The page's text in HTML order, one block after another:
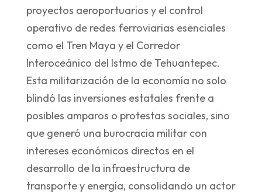
proyectos aeroportuarios y el control
operativo de redes ferroviarias esenciales
como el Tren Maya y el Corredor
Interoceánico del Istmo de Tehuantepec.
Esta militarización de la economía no solo
blindó las inversiones estatales frente a
posibles amparos o protestas sociales, sino
que generó una burocracia militar con
intereses económicos directos en el
desarrollo de la infraestructura de
transporte y energía, consolidando un actor